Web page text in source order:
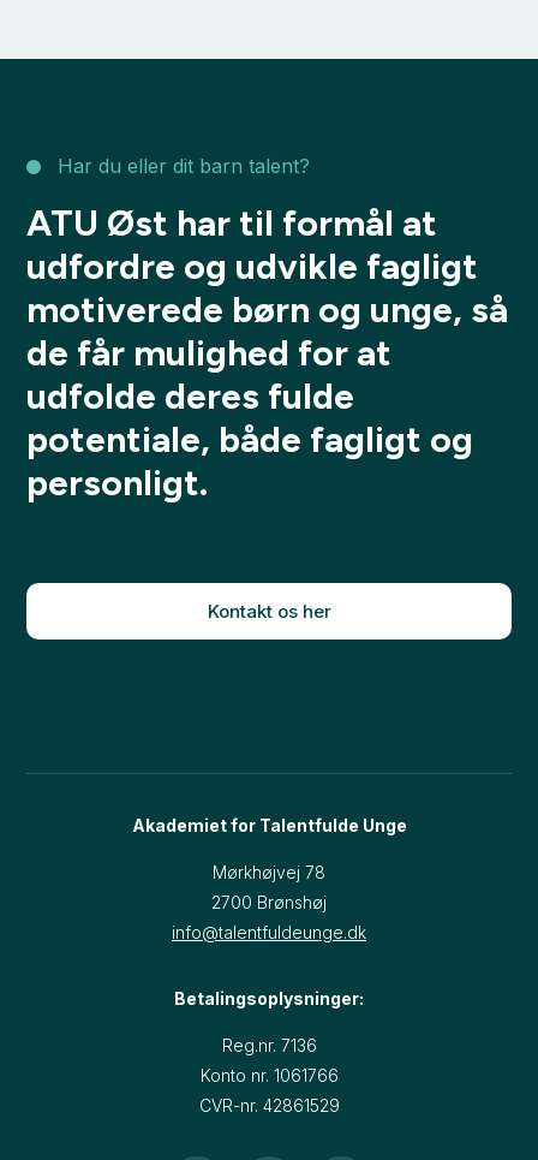
Har du eller dit barn talent?
ATU Øst har til formål at
udfordre og udvikle fagligt
motiverede børn og unge, så
de får mulighed for at
udfolde deres fulde
potentiale, både fagligt og
personligt.
Kontakt os her
Akademiet for Talentfulde Unge
Mørkhøjvej 78
2700 Brønshøj​
info@talentfuldeunge.dk
Betalingsoplysninger:
Reg.nr. 7136
Konto nr. 1061766
CVR-nr. 42861529